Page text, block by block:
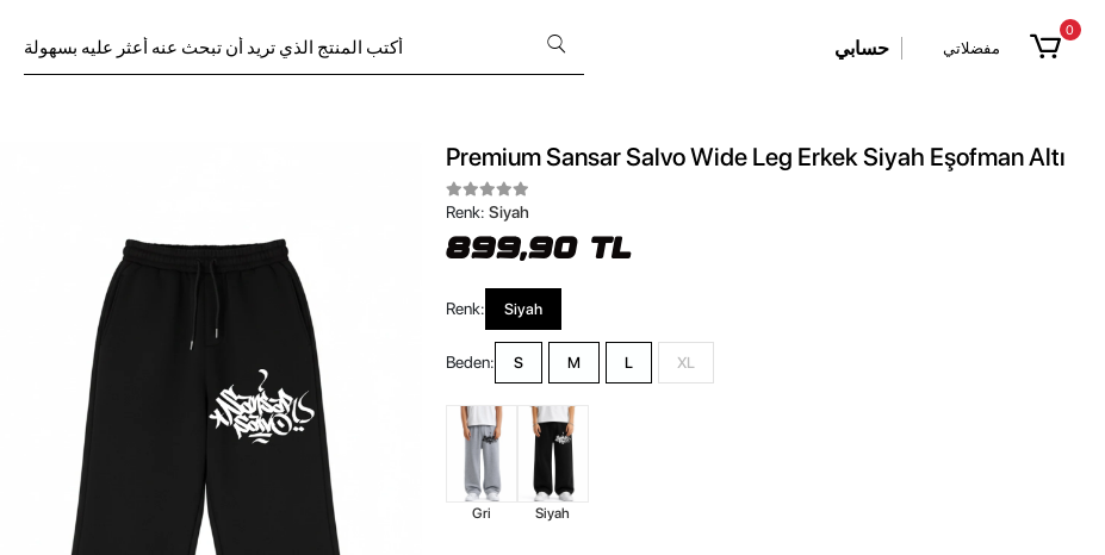
حسابي مفضلاتي
0
Premium Sansar Salvo Wide Leg Erkek Siyah Eşofman Altı
Renk: Siyah
899,90 TL
Renk: Siyah
Beden: S M L XL
Gri Siyah